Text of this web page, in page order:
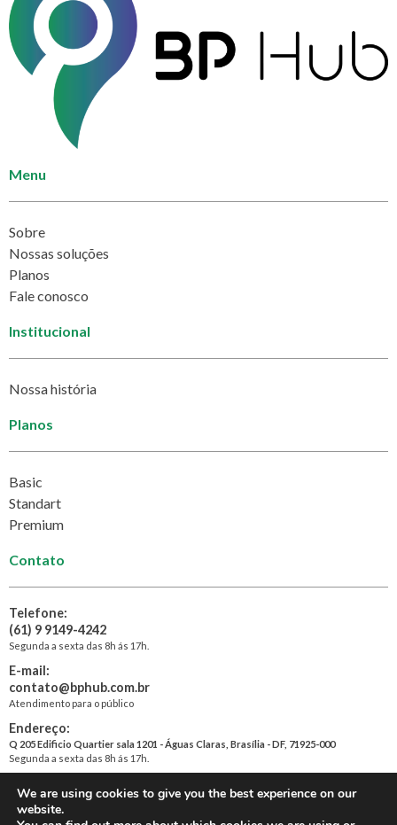
Menu
Sobre
Nossas soluções
Planos
Fale conosco
Institucional
Nossa história
Planos
Basic
Standart
Premium
Contato
Telefone:
(61) 9 9149-4242
Segunda a sexta das 8h ás 17h.
E-mail:
contato@bphub.com.br
Atendimento para o público
Endereço:
Q 205 Edificio Quartier sala 1201 - Águas Claras, Brasília - DF, 71925-000
Segunda a sexta das 8h ás 17h.
© 2026. BP Hub. Todos os direitos reservados
We are using cookies to give you the best experience on our
website.